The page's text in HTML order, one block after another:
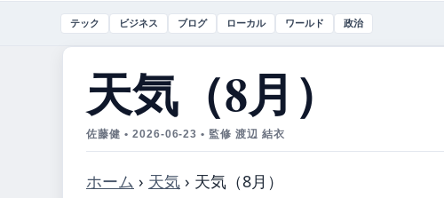
テック ビジネス ブログ ローカル ワールド 政治
天気（8月）
佐藤健 • 2026-06-23 • 監修 渡辺 結衣
ホーム › 天気 › 天気（8月）